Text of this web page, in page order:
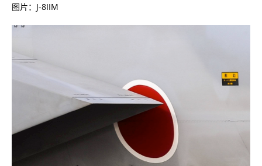
图片：J-8IIM